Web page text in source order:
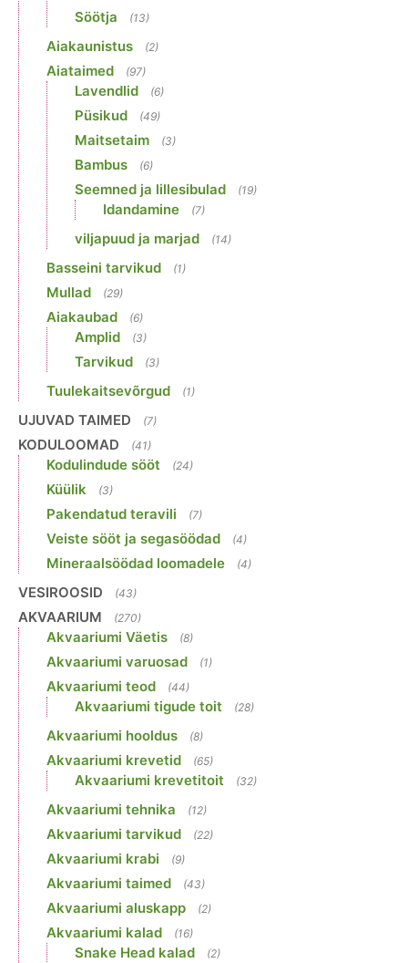
Söötja (13)
Aiakaunistus (2)
Aiataimed (97)
Lavendlid (6)
Püsikud (49)
Maitsetaim (3)
Bambus (6)
Seemned ja lillesibulad (19)
Idandamine (7)
viljapuud ja marjad (14)
Basseini tarvikud (1)
Mullad (29)
Aiakaubad (6)
Amplid (3)
Tarvikud (3)
Tuulekaitsevõrgud (1)
UJUVAD TAIMED (7)
KODULOOMAD (41)
Kodulindude sööt (24)
Küülik (3)
Pakendatud teravili (7)
Veiste sööt ja segasöödad (4)
Mineraalsöödad loomadele (4)
VESIROOSID (43)
AKVAARIUM (270)
Akvaariumi Väetis (8)
Akvaariumi varuosad (1)
Akvaariumi teod (44)
Akvaariumi tigude toit (28)
Akvaariumi hooldus (8)
Akvaariumi krevetid (65)
Akvaariumi krevetitoit (32)
Akvaariumi tehnika (12)
Akvaariumi tarvikud (22)
Akvaariumi krabi (9)
Akvaariumi taimed (43)
Akvaariumi aluskapp (2)
Akvaariumi kalad (16)
Snake Head kalad (2)